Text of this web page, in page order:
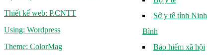
Thiết kế web: P.CNTT
Using: Wordpress
Theme: ColorMag
Sở y tế tỉnh Ninh
Bình
Bảo hiểm xã hội